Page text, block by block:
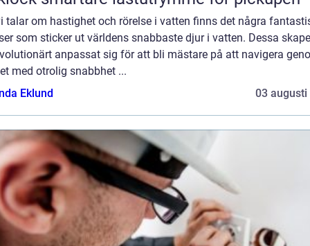
talar om hastighet och rörelse i vatten finns det några
som sticker ut världens snabbaste djur i vatten. Dessa
anpassat sig för att bli mästare på att navigera
med otrolig snabbhet ...
Eklund
03 augusti